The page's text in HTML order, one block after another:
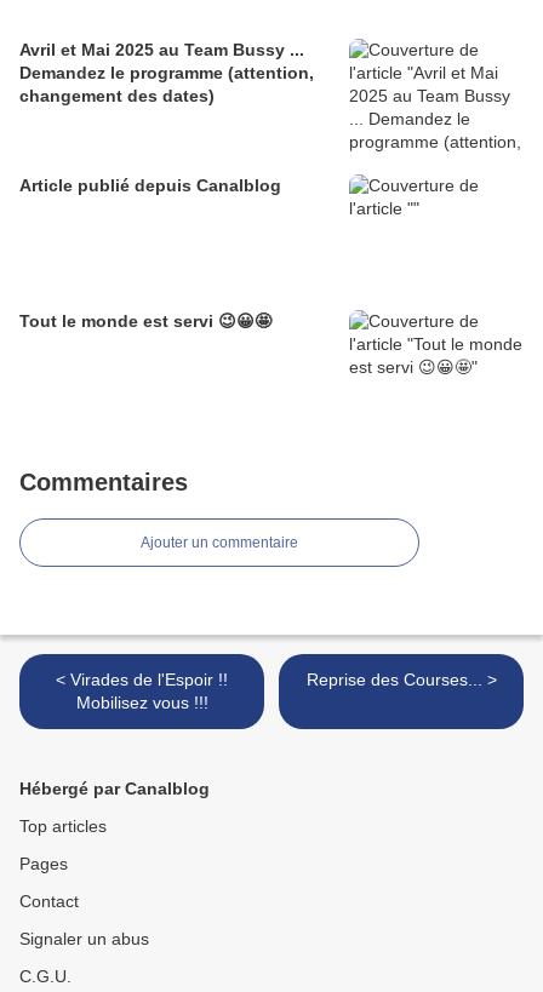
Avril et Mai 2025 au Team Bussy ...
Demandez le programme (attention,
changement des dates)
Article publié depuis Canalblog
Tout le monde est servi 😉😀🤩
Commentaires
Ajouter un commentaire
< Virades de l'Espoir !!
Mobilisez vous !!!
Reprise des Courses... >
Hébergé par Canalblog
Top articles
Pages
Contact
Signaler un abus
C.G.U.